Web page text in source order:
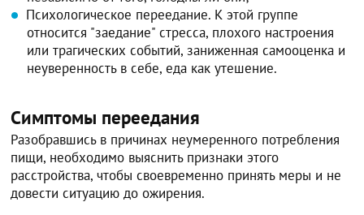
Психологическое переедание. К этой группе
относится "заедание" стресса, плохого настроения
или трагических событий, заниженная самооценка и
неуверенность в себе, еда как утешение.
Симптомы переедания
Разобравшись в причинах неумеренного потребления
пищи, необходимо выяснить признаки этого
расстройства, чтобы своевременно принять меры и не
довести ситуацию до ожирения.